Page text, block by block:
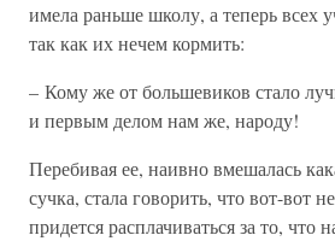
имела раньше школу, а теперь всех
так как их нечем кормить:
– Кому же от большевиков стало
и первым делом нам же, народу!
Перебивая ее, наивно вмешалась
сучка, стала говорить, что вот-вот
придется расплачиваться за то, что